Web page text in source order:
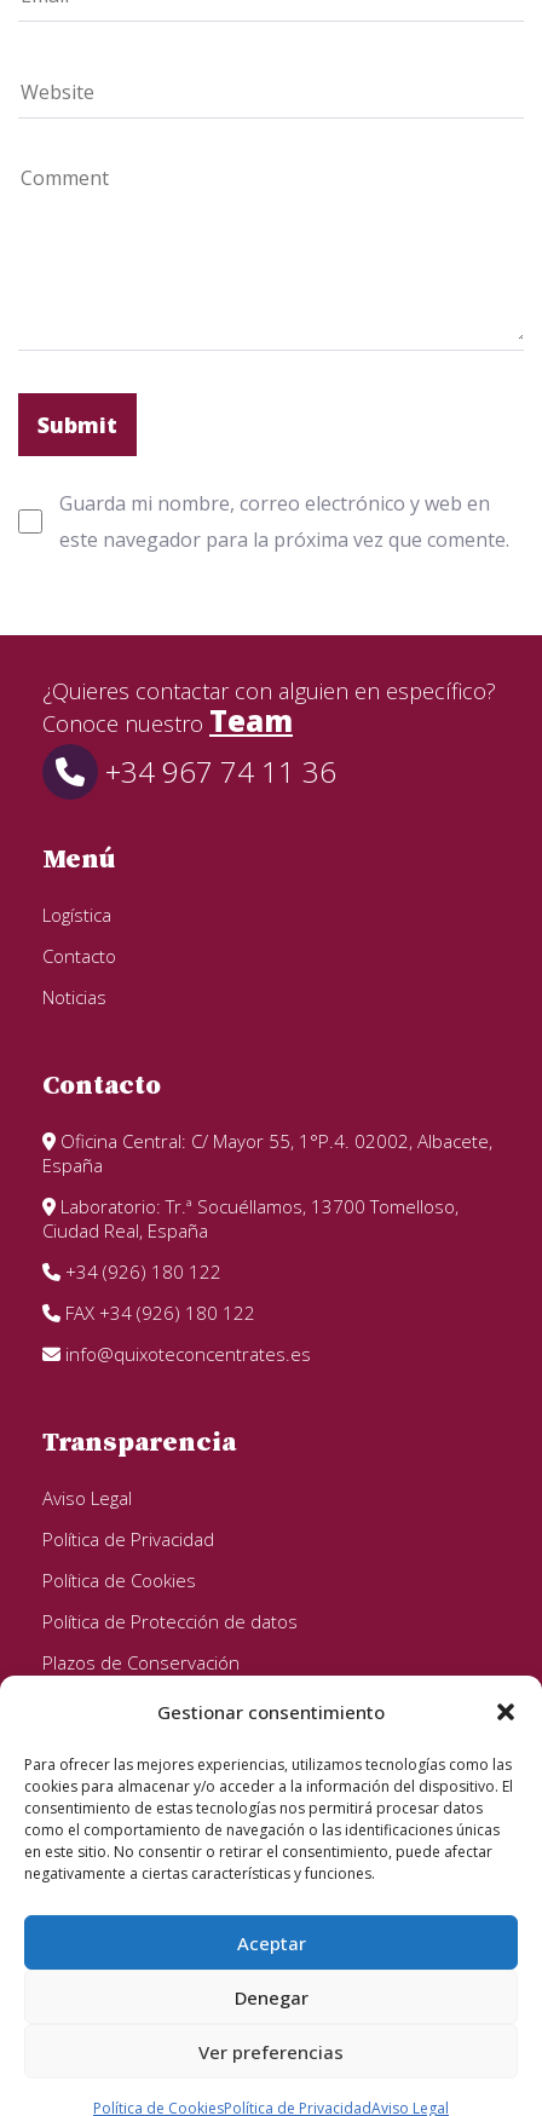
Gestionar consentimiento
Para ofrecer las mejores experiencias, utilizamos tecnologías como las
cookies para almacenar y/o acceder a la información del dispositivo. El
consentimiento de estas tecnologías nos permitirá procesar datos
como el comportamiento de navegación o las identificaciones únicas
en este sitio. No consentir o retirar el consentimiento, puede afectar
negativamente a ciertas características y funciones.
Aceptar
Denegar
Ver preferencias
Política de CookiesPolítica de PrivacidadAviso Legal
Guarda mi nombre, correo electrónico y web en
este navegador para la próxima vez que comente.
¿Quieres contactar con alguien en específico?
Conoce nuestro Team
+34 967 74 11 36
Menú
Logística
Contacto
Noticias
Contacto
Oficina Central: C/ Mayor 55, 1°P.4. 02002, Albacete,
España
Laboratorio: Tr.ª Socuéllamos, 13700 Tomelloso,
Ciudad Real, España
+34 (926) 180 122
FAX +34 (926) 180 122
info@quixoteconcentrates.es
Transparencia
Aviso Legal
Política de Privacidad
Política de Cookies
Política de Protección de datos
Plazos de Conservación
Seguinos!
Quixote Concentrates S.L. 2022 © Reservados todos los
derechos